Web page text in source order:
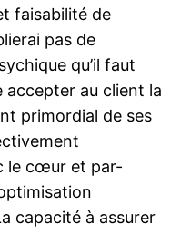
faisabilité de
pas de
qu’il faut
accepter au client la
primordial de ses
le cœur et par-
capacité à assurer